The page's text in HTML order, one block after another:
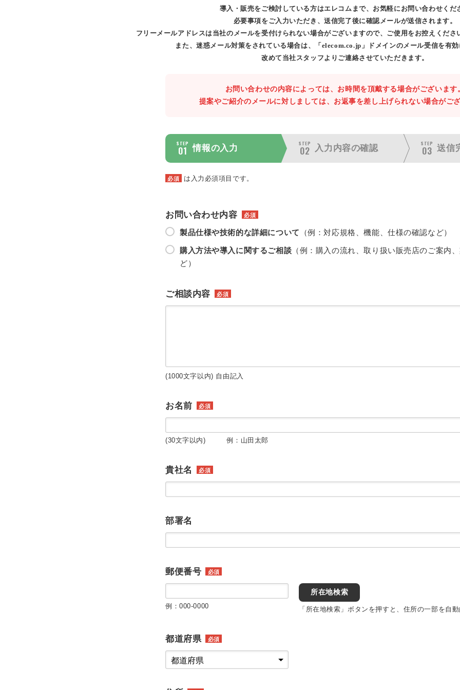
導入・販売をご検討している方はエレコムまで、お気軽にお問い合わせくだ
必要事項をご入力いただき、送信完了後に確認メールが送信されます。
フリーメールアドレスは当社のメールを受付けられない場合がございますので、ご使用をお控えくださ
また、迷惑メール対策をされている場合は、「elecom.co.jp」ドメインのメール受信を有効
改めて当社スタッフよりご連絡させていただきます。
お問い合わせの内容によっては、お時間を頂戴する場合がございます
提案やご紹介のメールに対しましては、お返事を差し上げられない場合がござ
STEP
01 情報の入力
STEP
02 入力内容の確認
STEP
03 送信
必須 は入力必須項目です。
お問い合わせ内容 必須
製品仕様や技術的な詳細について （例：対応規格、機能、仕様の確認など）
購入方法や導入に関するご相談 （例：購入の流れ、取り扱い販売店のご案内
ど）
ご相談内容 必須
(1000文字以内) 自由記入
お名前 必須
(30文字以内) 例：山田太郎
貴社名 必須
部署名
郵便番号 必須
例：000-0000
所在地検索
「所在地検索」ボタンを押すと、住所の一部を自動
都道府県 必須